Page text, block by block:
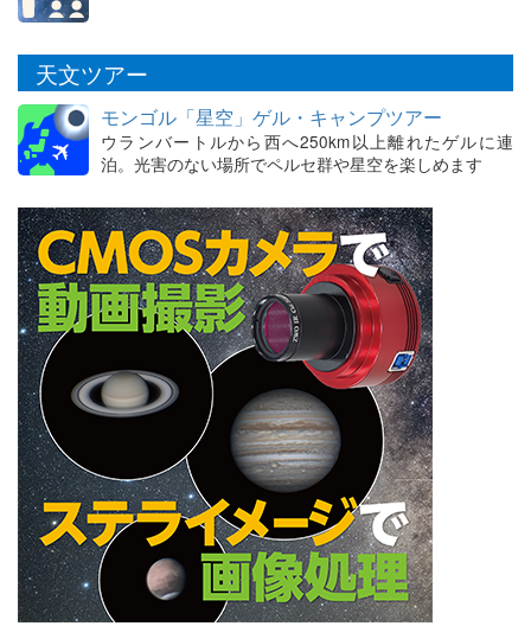
天文ツアー
モンゴル「星空」ゲル・キャンプツアー
ウランバートルから西へ250km以上離れたゲルに連
泊。光害のない場所でペルセ群や星空を楽しめます